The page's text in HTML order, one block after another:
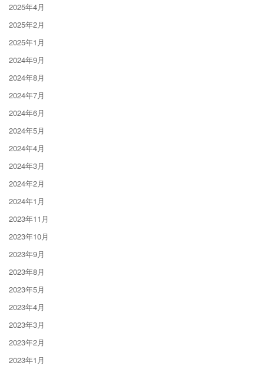
2025年4月
2025年2月
2025年1月
2024年9月
2024年8月
2024年7月
2024年6月
2024年5月
2024年4月
2024年3月
2024年2月
2024年1月
2023年11月
2023年10月
2023年9月
2023年8月
2023年5月
2023年4月
2023年3月
2023年2月
2023年1月